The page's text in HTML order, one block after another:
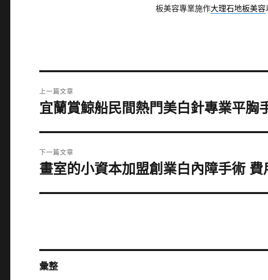
板美容專業施作大理石地板美容
章
上一篇文章
上
篇
文
章:
宜蘭賞鯨船民間熱門美白針專業平胸
下一篇文章
下
篇
畫室的小資本加盟創業白內障手術
彙整